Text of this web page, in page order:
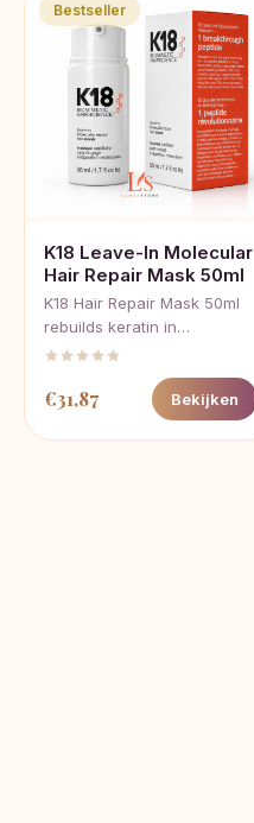
Bestseller
K18 Leave-In Molecular
Hair Repair Mask 50ml
K18 Hair Repair Mask 50ml
rebuilds keratin in…
€31,87 Bekijken